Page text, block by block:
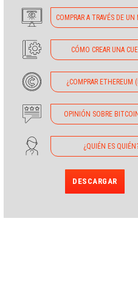
COMPRAR A TRAVÉS DE UN
CÓMO CREAR UNA
¿COMPRAR ETHEREUM
OPINIÓN SOBRE
¿QUIÉN ES
DESCARGAR